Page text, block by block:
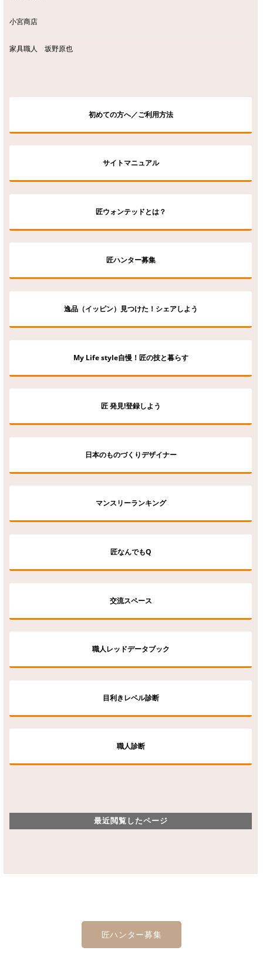
小宮商店
家具職人 坂野原也
初めての方へ／ご利用方法
サイトマニュアル
匠ウォンテッドとは？
匠ハンター募集
逸品（イッピン）見つけた！シェアしよう
My Life style自慢！匠の技と暮らす
匠 発見!登録しよう
日本のものづくりデザイナー
マンスリーランキング
匠なんでもQ
交流スペース
職人レッドデータブック
目利きレベル診断
職人診断
最近閲覧したページ
匠ハンター募集